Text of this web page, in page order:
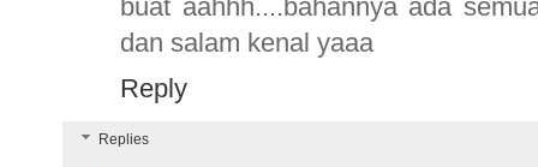
buat aahhh....bahannya ada
dan salam kenal yaaa
Reply
Replies